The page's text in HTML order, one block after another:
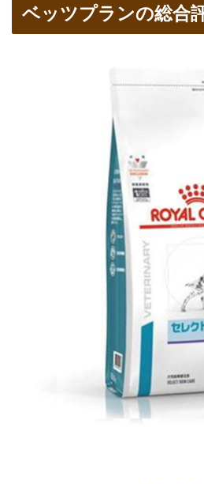
ベッツプランの総合